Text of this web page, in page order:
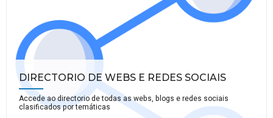
DIRECTORIO DE WEBS E REDES SOCIAIS
Accede ao directorio de todas as webs, blogs e redes sociais
clasificados por temáticas